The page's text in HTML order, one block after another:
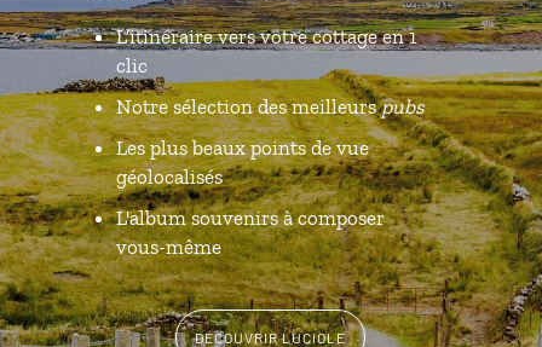
L’itinéraire vers votre cottage en 1
clic
Notre sélection des meilleurspubs
Les plus beaux points de vue
géolocalisés
L'album souvenirs à composer
vous-même
DÉCOUVRIR LUCIOLE